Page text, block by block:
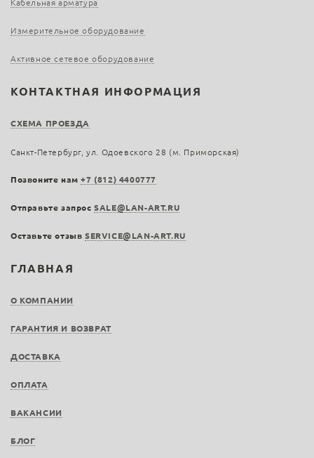
ГЛАВНАЯ
О КОМПАНИИ
ГАРАНТИЯ И ВОЗВРАТ
ДОСТАВКА
ОПЛАТА
ВАКАНСИИ
БЛОГ
Кабельная арматура
Измерительное оборудование
Активное сетевое оборудование
КОНТАКТНАЯ ИНФОРМАЦИЯ
СХЕМА ПРОЕЗДА
Санкт-Петербург, ул. Одоевского 28 (м. Приморская)
Позвоните нам+7 (812) 4400777
Отправьте запросSALE@LAN-ART.RU
Оставьте отзыв SERVICE@LAN-ART.RU